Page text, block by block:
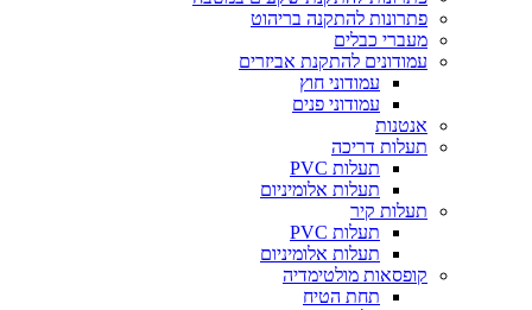
פתרונות להתקנה בריהוט
מעברי כבלים
עמודונים להתקנת אביזרים
עמודוני חוץ
עמודוני פנים
אנטנות
תעלות דריכה
תעלות PVC
תעלות אלומיניום
תעלות קיר
תעלות PVC
תעלות אלומיניום
קופסאות מולטימדיה
תחת הטיח